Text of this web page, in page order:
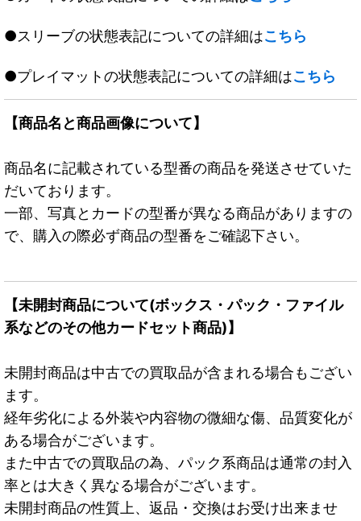
●スリーブの状態表記についての詳細はこちら
●プレイマットの状態表記についての詳細はこちら
【商品名と商品画像について】
商品名に記載されている型番の商品を発送させていた
だいております。
一部、写真とカードの型番が異なる商品がありますの
で、購入の際必ず商品の型番をご確認下さい。
【未開封商品について(ボックス・パック・ファイル
系などのその他カードセット商品)】
未開封商品は中古での買取品が含まれる場合もござい
ます。
経年劣化による外装や内容物の微細な傷、品質変化が
ある場合がございます。
また中古での買取品の為、パック系商品は通常の封入
率とは大きく異なる場合がございます。
未開封商品の性質上、返品・交換はお受け出来ませ